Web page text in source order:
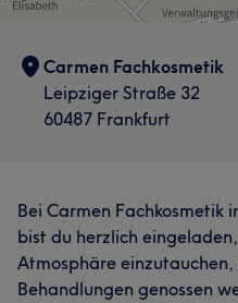
Carmen Fachkosmetik
Leipziger Straße 32
60487 Frankfurt
Bei Carmen Fachkosmetik
bist du herzlich
Atmosphäre
Behandlungen genossen